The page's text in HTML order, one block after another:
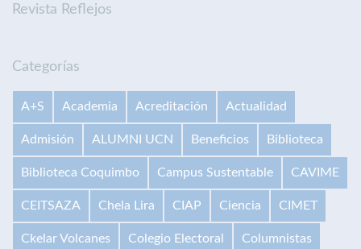
Revista Reflejos
Categorías
A+S Academia Acreditación Actualidad
Admisión ALUMNI UCN Beneficios Biblioteca
Biblioteca Coquimbo Campus Sustentable CAVIME
CEITSAZA Chela Lira CIAP Ciencia CIMET
Ckelar Volcanes Colegio Electoral Columnistas